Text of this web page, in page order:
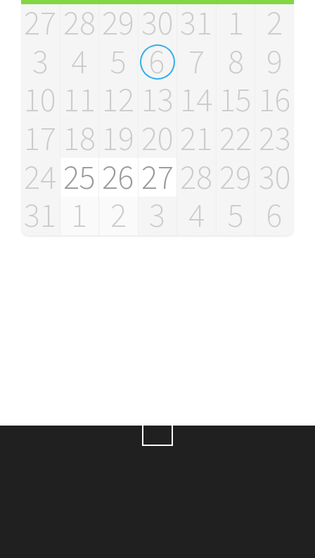
27 28 29 30 31 1
2
3 4 5 6 7 8 9
10 11 12 13 14 15 16
17 18 19 20 21 22 23
24 25 26 27 28 29 30
31 1 2 3 4 5 6